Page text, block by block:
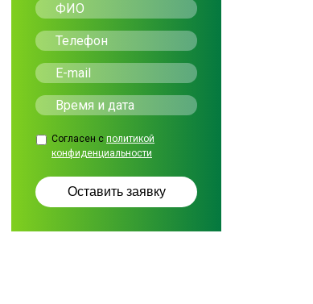
Согласен с политикой
конфиденциальности